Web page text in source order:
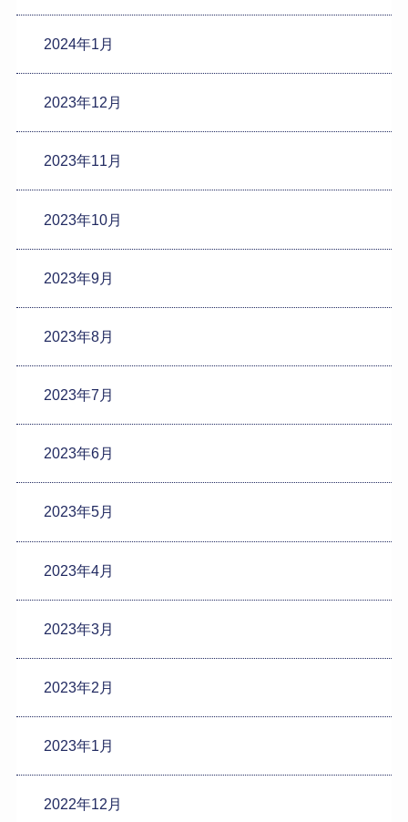
2024年1月
2023年12月
2023年11月
2023年10月
2023年9月
2023年8月
2023年7月
2023年6月
2023年5月
2023年4月
2023年3月
2023年2月
2023年1月
2022年12月